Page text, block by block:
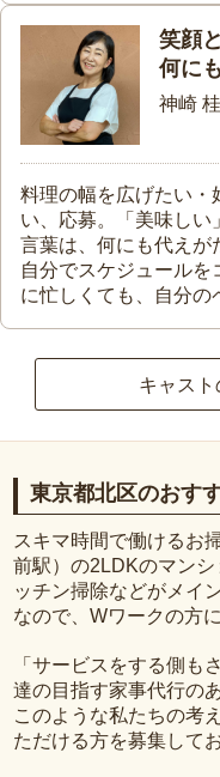
笑顔
何に
神崎
料理の幅を広げたい・
い、応募。「美味しい
言葉は、何にも代えが
自分でスケジュール
に忙しくても、自分の
キャスト
東京都北区のおす
スキマ時間で働けるお
前駅）の2LDKのマン
ッチン掃除などがメイ
なので、Wワークの方
「サービスをする側も
達の目指す家事代行の
このような私たちの考
ただける方を募集して